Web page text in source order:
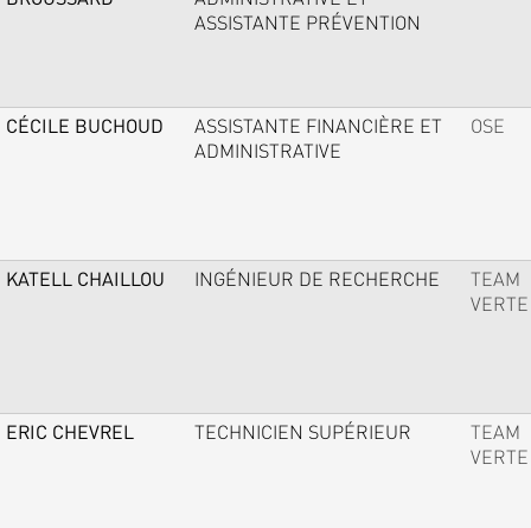
ASSISTANTE PRÉVENTION
CÉCILE BUCHOUD
ASSISTANTE FINANCIÈRE ET
ADMINISTRATIVE
OSE
KATELL CHAILLOU INGÉNIEUR DE RECHERCHE
TEAM
VERTE
ERIC CHEVREL TECHNICIEN SUPÉRIEUR
TEAM
VERTE